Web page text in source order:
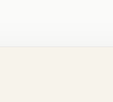
.   .   .   :   .
.   .   .   x   .